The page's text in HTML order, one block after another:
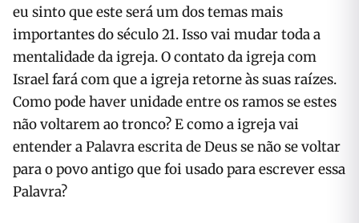
eu sinto que este será um dos temas mais
importantes do século 21. Isso vai mudar toda a
mentalidade da igreja. O contato da igreja com
Israel fará com que a igreja retorne às suas raízes.
Como pode haver unidade entre os ramos se estes
não voltarem ao tronco? E como a igreja vai
entender a Palavra escrita de Deus se não se voltar
para o povo antigo que foi usado para escrever essa
Palavra?